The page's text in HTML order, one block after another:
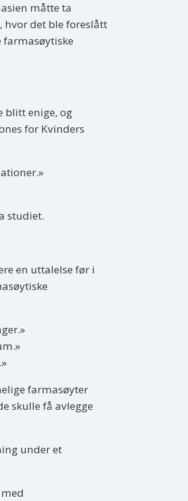
måtte ta
hvor det ble foreslått
farmasøytiske
blitt enige, og
for Kvinders
studiet.
en uttalelse før i
farmasøyter
skulle få avlegge
under et